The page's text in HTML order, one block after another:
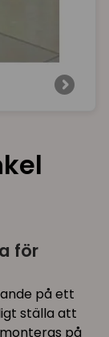
för
på ett
ställa att
på